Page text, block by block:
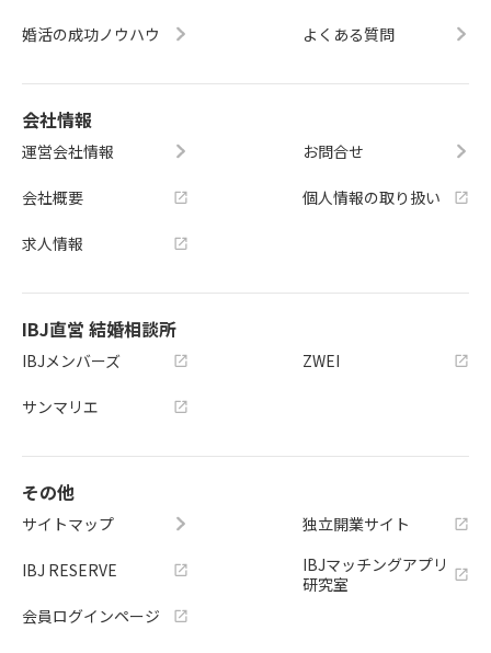
婚活の成功ノウハウ よくある質問
会社情報
運営会社情報
会社概要
求人情報
お問合せ
個人情報の取り扱い
IBJ直営 結婚相談所
IBJメンバーズ
サンマリエ
ZWEI
その他
サイトマップ
IBJ RESERVE
会員ログインページ
独立開業サイト
IBJマッチングアプリ
研究室